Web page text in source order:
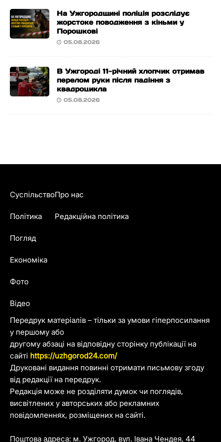
На Ужгородщині поліція розслідує
жорстоке поводження з кіньми у
Порошкові
05.08.2026
В Ужгороді 11-річний хлопчик отримав
перелом руки після падіння з
квадроцикла
05.08.2026
Передрук матеріалів – тільки за умови гіперпосилання
у першому або
другому абзаці на відповідну сторінку публікації на
сайті https://uzhgorod24.com/
Друковані видання повинні отримати письмову згоду
від редакції на передрук.
Редакція може не розділяти думок чи поглядів,
висвітлених у авторських або рекламних
повідомленнях, розміщених на сайті.
Поштова адреса: м. Ужгород, вул. Івана Чендея, 44
Суспільство
Політика
Погляд
Економіка
Фото
Відео
Про нас
Редакційна політика